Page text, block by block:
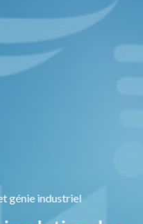
génie industriel